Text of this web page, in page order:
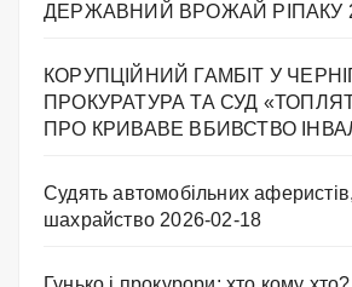
ДЕРЖАВНИЙ ВРОЖАЙ РІПАКУ ​
КОРУПЦІЙНИЙ ГАМБІТ У
ПРОКУРАТУРА ТА СУД
ПРО КРИВАВЕ ВБИВСТВО
Судять автомобільних
шахрайство 2026-02-18